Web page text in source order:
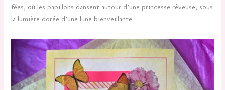
fées, où les papillons dansent autour d’une princesse rêveuse, sous
la lumière dorée d’une lune bienveillante.